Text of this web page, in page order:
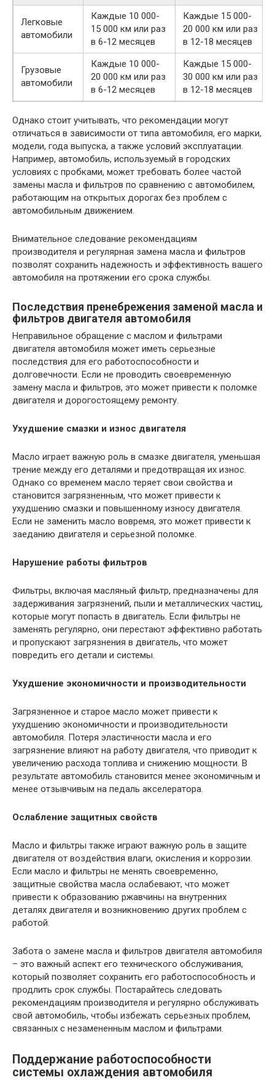
Легковые
автомобили
Каждые 10 000-
15 000 км или раз
в 6-12 месяцев
Каждые 15 000-
20 000 км или раз
в 12-18 месяцев
Грузовые
автомобили
Каждые 10 000-
20 000 км или раз
в 6-12 месяцев
Каждые 15 000-
30 000 км или раз
в 12-18 месяцев
Однако стоит учитывать, что рекомендации могут
отличаться в зависимости от типа автомобиля, его марки,
модели, года выпуска, а также условий эксплуатации.
Например, автомобиль, используемый в городских
условиях с пробками, может требовать более частой
замены масла и фильтров по сравнению с автомобилем,
работающим на открытых дорогах без проблем с
автомобильным движением.
Внимательное следование рекомендациям
производителя и регулярная замена масла и фильтров
позволят сохранить надежность и эффективность вашего
автомобиля на протяжении его срока службы.
Последствия пренебрежения заменой масла и
фильтров двигателя автомобиля
Неправильное обращение с маслом и фильтрами
двигателя автомобиля может иметь серьезные
последствия для его работоспособности и
долговечности. Если не проводить своевременную
замену масла и фильтров, это может привести к поломке
двигателя и дорогостоящему ремонту.
Ухудшение смазки и износ двигателя
Масло играет важную роль в смазке двигателя, уменьшая
трение между его деталями и предотвращая их износ.
Однако со временем масло теряет свои свойства и
становится загрязненным, что может привести к
ухудшению смазки и повышенному износу двигателя.
Если не заменить масло вовремя, это может привести к
заеданию двигателя и серьезной поломке.
Нарушение работы фильтров
Фильтры, включая масляный фильтр, предназначены для
задерживания загрязнений, пыли и металлических частиц,
которые могут попасть в двигатель. Если фильтры не
заменять регулярно, они перестают эффективно работать
и пропускают загрязнения в двигатель, что может
повредить его детали и системы.
Ухудшение экономичности и производительности
Загрязненное и старое масло может привести к
ухудшению экономичности и производительности
автомобиля. Потеря эластичности масла и его
загрязнение влияют на работу двигателя, что приводит к
увеличению расхода топлива и снижению мощности. В
результате автомобиль становится менее экономичным и
менее отзывчивым на педаль акселератора.
Ослабление защитных свойств
Масло и фильтры также играют важную роль в защите
двигателя от воздействия влаги, окисления и коррозии.
Если масло и фильтры не менять своевременно,
защитные свойства масла ослабевают, что может
привести к образованию ржавчины на внутренних
деталях двигателя и возникновению других проблем с
работой.
Забота о замене масла и фильтров двигателя автомобиля
– это важный аспект его технического обслуживания,
который позволяет сохранить его работоспособность и
продлить срок службы. Постарайтесь следовать
рекомендациям производителя и регулярно обслуживать
свой автомобиль, чтобы избежать серьезных проблем,
связанных с незамененным маслом и фильтрами.
Поддержание работоспособности
системы охлаждения автомобиля